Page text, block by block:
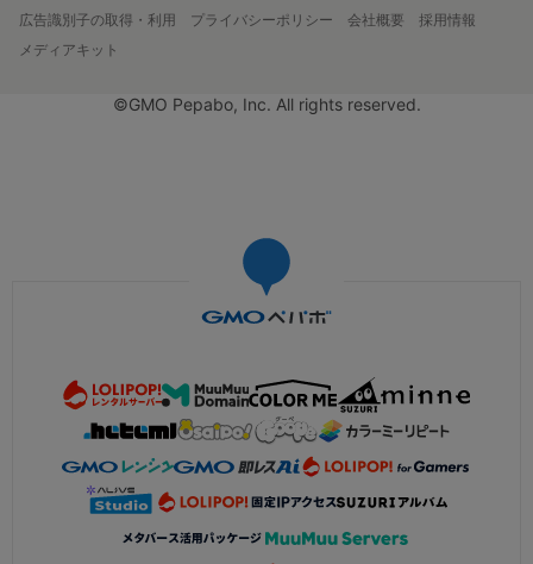
広告識別子の取得・利用
プライバシーポリシー 会社概要
採用情報
メディアキット
©GMO Pepabo, Inc. All rights reserved.